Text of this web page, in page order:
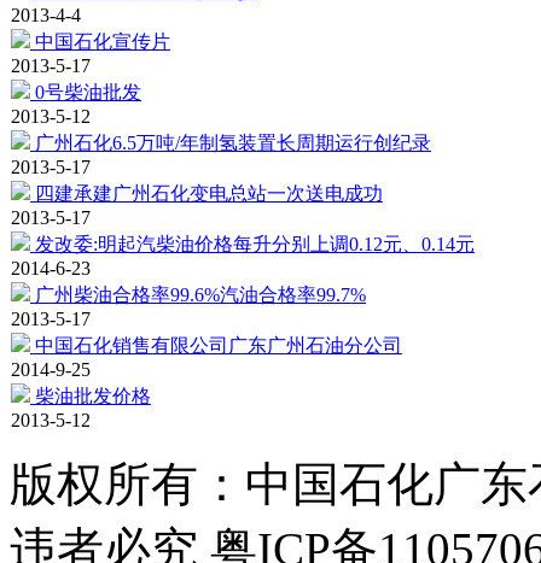
2013-4-4
中国石化宣传片
2013-5-17
0号柴油批发
2013-5-12
广州石化6.5万吨/年制氢装置长周期运行创纪录
2013-5-17
四建承建广州石化变电总站一次送电成功
2013-5-17
发改委:明起汽柴油价格每升分别上调0.12元、0.14元
2014-6-23
广州柴油合格率99.6%汽油合格率99.7%
2013-5-17
中国石化销售有限公司广东广州石油分公司
2014-9-25
柴油批发价格
2013-5-12
版权所有： 中国石化广
违者必究 粤ICP备